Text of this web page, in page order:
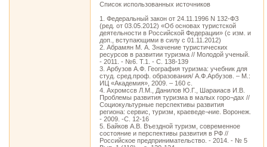
Список использованных источников
1. Федеральный закон от 24.11.1996 N 132-ФЗ
(ред. от 03.05.2012) «Об основах туристской
деятельности в Российской Федерации» (с изм. и
доп., вступающими в силу с 01.11.2012)
2. Абрамян М. А. Значение туристических
ресурсов в развитии туризма // Молодой ученый.
- 2011. - №6. Т.1. - С. 138-139
3. Арбузов А.Ф. География туризма: учебник для
студ. сред.проф. образования/ А.Ф.Арбузов. – М.:
ИЦ «Академия», 2009. – 160 с.
4. Ахромссв Л.М., Данилов Ю.Г., Шараиасв И.В.
Проблемы развития туризма в малых горо¬дах //
Социокультурные перспективы развития
региона: сервис, туризм, краеведе¬ние. Воронеж.
- 2009. -С. 12-16
5. Байков А.В. Въездной туризм, современное
состояние и перспективы развития в РФ //
Российское предпринимательство. - 2014. - № 5